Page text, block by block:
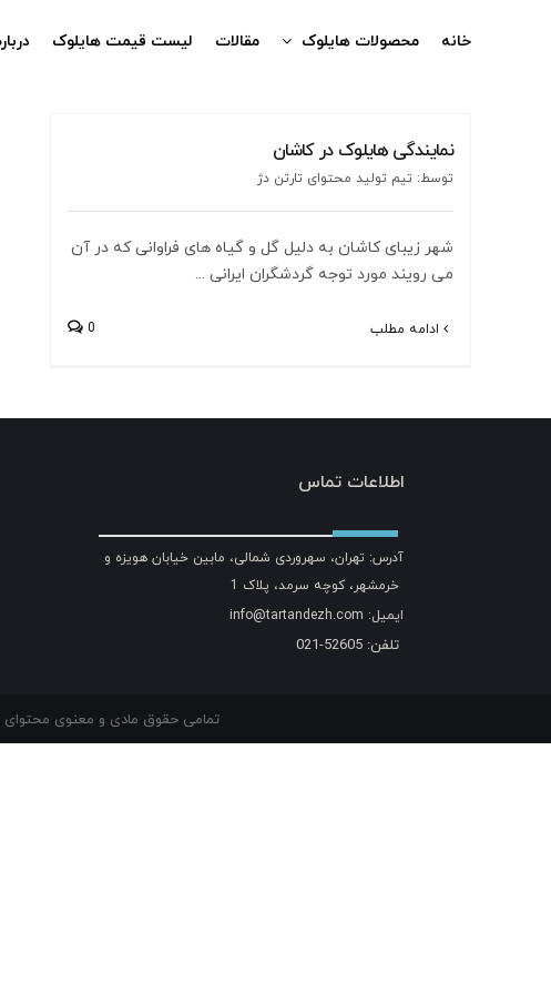
خانه محصولات هایلوک مقالات لیست قیمت هایلوک
نمایندگی هایلوک در کاشان
توسط: تیم تولید محتوای تارتن دژ
شهر زیبای کاشان به دلیل گل و گیاه های فراوانی که در آن
می رویند مورد توجه گردشگران ایرانی ...
ادامه مطلب 0
اطلاعات تماس
آدرس: تهران، سهروردی شمالی، مابین خیابان هویزه و
خرمشهر، کوچه سرمد، پلاک 1
ایمیل: info@tartandezh.com
تلفن: 52605-021
تمامی حقوق مادی و معنوی محتوای